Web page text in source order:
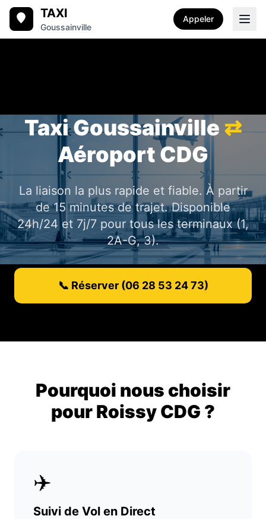
TAXI
Goussainville
Appeler
Taxi Goussainville ⇄
Aéroport CDG
La liaison la plus rapide et fiable. À partir
de 15 minutes de trajet. Disponible
24h/24 et 7j/7 pour tous les terminaux (1,
2A-G, 3).
📞 Réserver (06 28 53 24 73)
Pourquoi nous choisir
pour Roissy CDG ?
✈️
Suivi de Vol en Direct